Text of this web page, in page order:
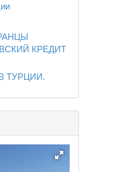
КРЕДИТ
ТУРЦИИ.